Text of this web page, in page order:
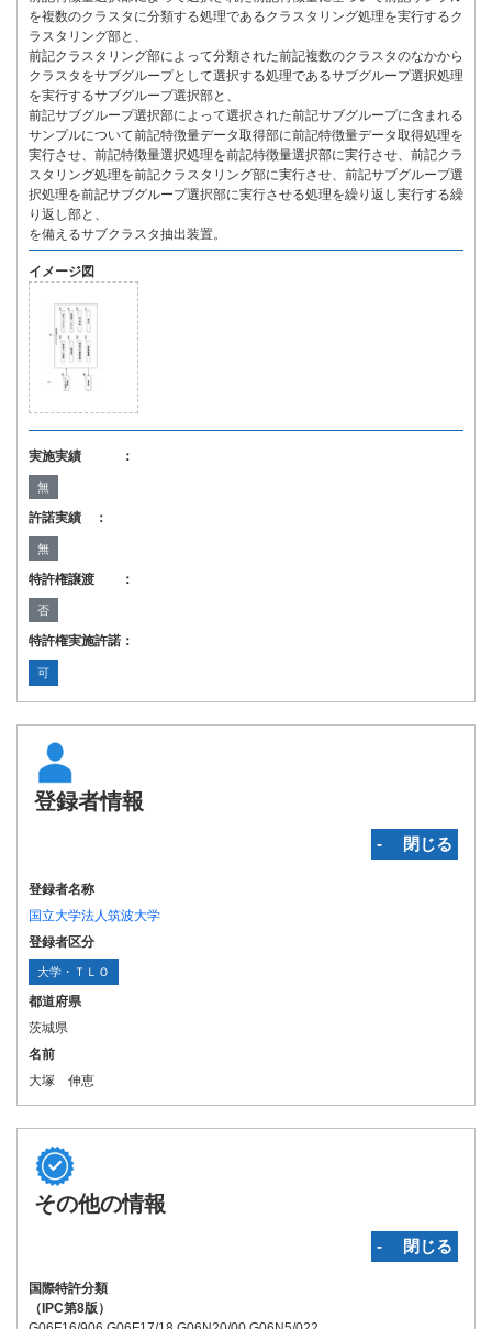
を複数のクラスタに分類する処理であるクラスタリング処理を実行するク
ラスタリング部と、
前記クラスタリング部によって分類された前記複数のクラスタのなかから
クラスタをサブグループとして選択する処理であるサブグループ選択処理
を実行するサブグループ選択部と、
前記サブグループ選択部によって選択された前記サブグループに含まれる
サンプルについて前記特徴量データ取得部に前記特徴量データ取得処理を
実行させ、前記特徴量選択処理を前記特徴量選択部に実行させ、前記クラ
スタリング処理を前記クラスタリング部に実行させ、前記サブグループ選
択処理を前記サブグループ選択部に実行させる処理を繰り返し実行する繰
り返し部と、
を備えるサブクラスタ抽出装置。
イメージ図
実施実績 ：
無
許諾実績 ：
無
特許権譲渡 ：
否
特許権実施許諾：
可
登録者情報
‐ 閉じる
登録者名称
国立大学法人筑波大学
登録者区分
大学・ＴＬＯ
都道府県
茨城県
名前
大塚 伸恵
その他の情報
‐ 閉じる
国際特許分類
（IPC第8版）